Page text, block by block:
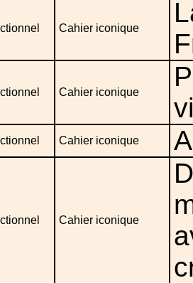
Cahier iconique
Cahier iconique
Cahier iconique
Cahier iconique